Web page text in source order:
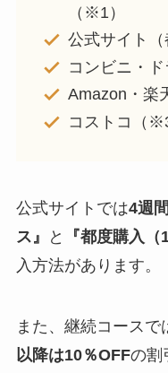
（※1）
公式サイト
コンビニ・
Amazon・楽
コストコ（
公式サイトでは4週
ス』
と 『都度購入（
入方法があります。
また、継続コースで
以降は10％OFFの割